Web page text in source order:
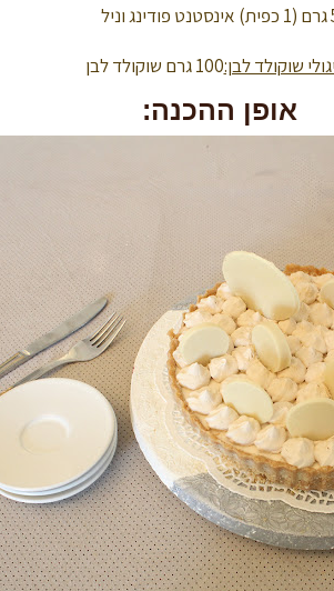
וניל
שוקולד לבן:100 גרם שוקולד לבן
אופן ההכנה: